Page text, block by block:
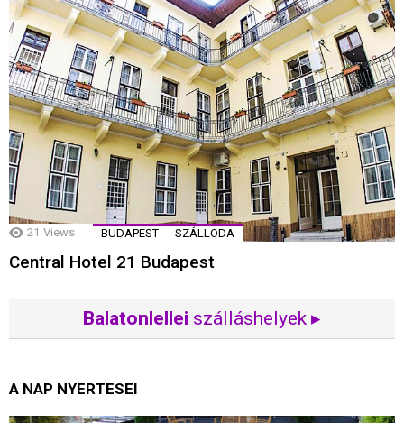
21 Views BUDAPEST SZÁLLODA
Central Hotel 21 Budapest
Balatonlellei szálláshelyek ▸
A NAP NYERTESEI